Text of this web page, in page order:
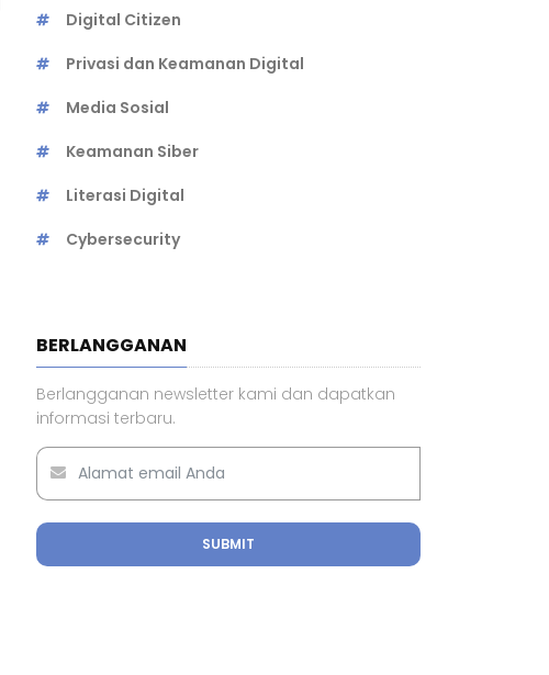
Digital Citizen
Privasi dan Keamanan Digital
Media Sosial
Keamanan Siber
Literasi Digital
Cybersecurity
BERLANGGANAN
Berlangganan newsletter kami dan dapatkan
informasi terbaru.
SUBMIT